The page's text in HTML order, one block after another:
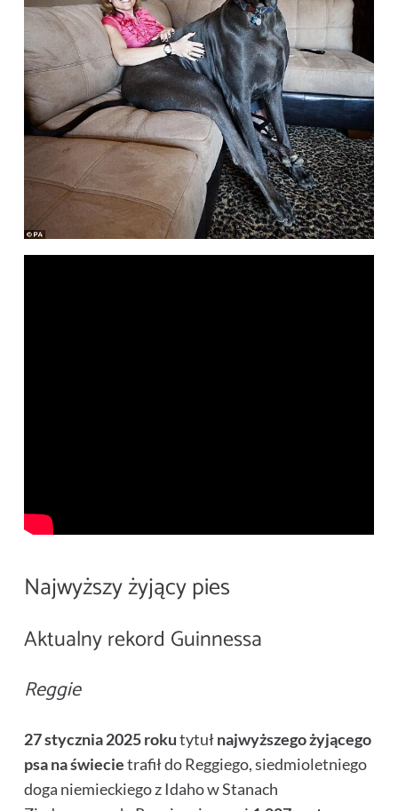
Najwyższy żyjący pies
Aktualny rekord Guinnessa
Reggie
27 stycznia 2025 rokutytułnajwyższego żyjącego
psa na świecietrafił do Reggiego, siedmioletniego
doga niemieckiego z Idaho w Stanach